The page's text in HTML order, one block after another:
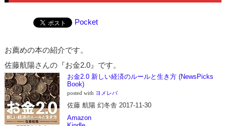
Pocket
お薦めの本の紹介です。
佐藤航陽さんの『お金2.0』です。
お金2.0 新しい経済のルールと生き方 (NewsPicks
Book)
posted with ヨメレバ
佐藤 航陽 幻冬舎 2017-11-30
Amazon